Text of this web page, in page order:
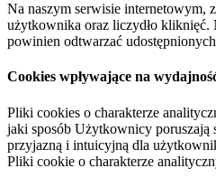
Na naszym serwisie internetowym,
użytkownika oraz liczydło kliknięć.
powinien odtwarzać
Cookies wpływające na
Pliki cookies o charakterze
jaki sposób Użytkownicy poruszają
przyjazną i intuicyjną dla
Pliki cookie o charakterze